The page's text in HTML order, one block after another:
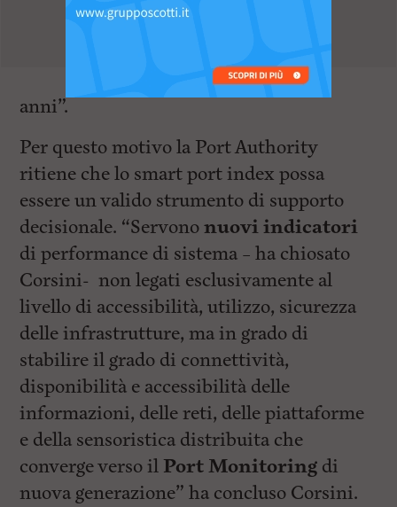
anni”.
Per questo motivo la Port Authority
ritiene che lo smart port index possa
essere un valido strumento di supporto
decisionale. “Servononuovi indicatori
di performance di sistema – ha chiosato
Corsini- non legati esclusivamente al
livello di accessibilità, utilizzo, sicurezza
delle infrastrutture, ma in grado di
stabilire il grado di connettività,
disponibilità e accessibilità delle
informazioni, delle reti, delle piattaforme
e della sensoristica distribuita che
converge verso il Port Monitoring di
nuova generazione” ha concluso Corsini.